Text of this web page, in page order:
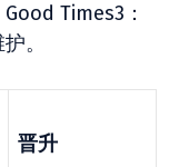
Times3：
。
晋升